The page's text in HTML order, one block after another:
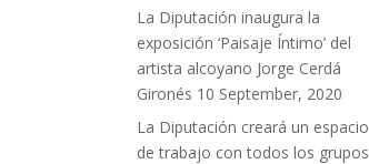
La Diputación inaugura la
exposición ‘Paisaje Íntimo’ del
artista alcoyano Jorge Cerdá
Gironés 10 September, 2020
La Diputación creará un espacio
de trabajo con todos los grupos